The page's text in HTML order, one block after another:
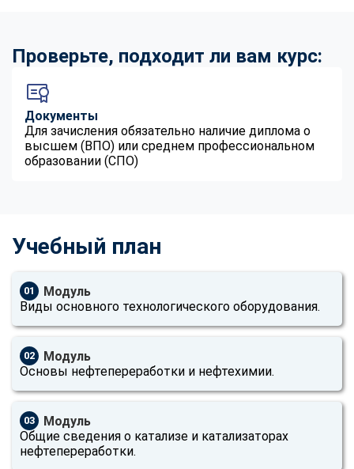
Проверьте, подходит ли вам курс:
Документы
Для зачисления обязательно наличие диплома о
высшем (ВПО) или среднем профессиональном
образовании (СПО)
Учебный план
01
Модуль
Виды основного технологического оборудования.
02
Модуль
Основы нефтепереработки и нефтехимии.
03
Модуль
Общие сведения о катализе и катализаторах
нефтепереработки.
ChatApp
Мессенджеры
Свяжитесь с нами через любой удобный мессенджер!
Telegram